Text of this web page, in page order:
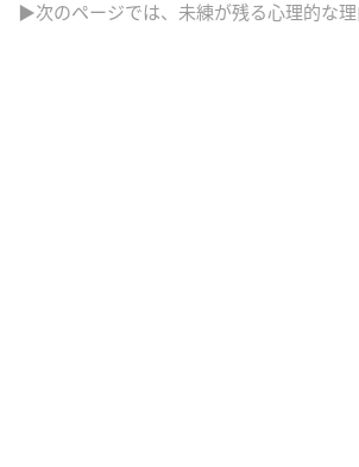
▶次のページでは、未練が残る心理的な理